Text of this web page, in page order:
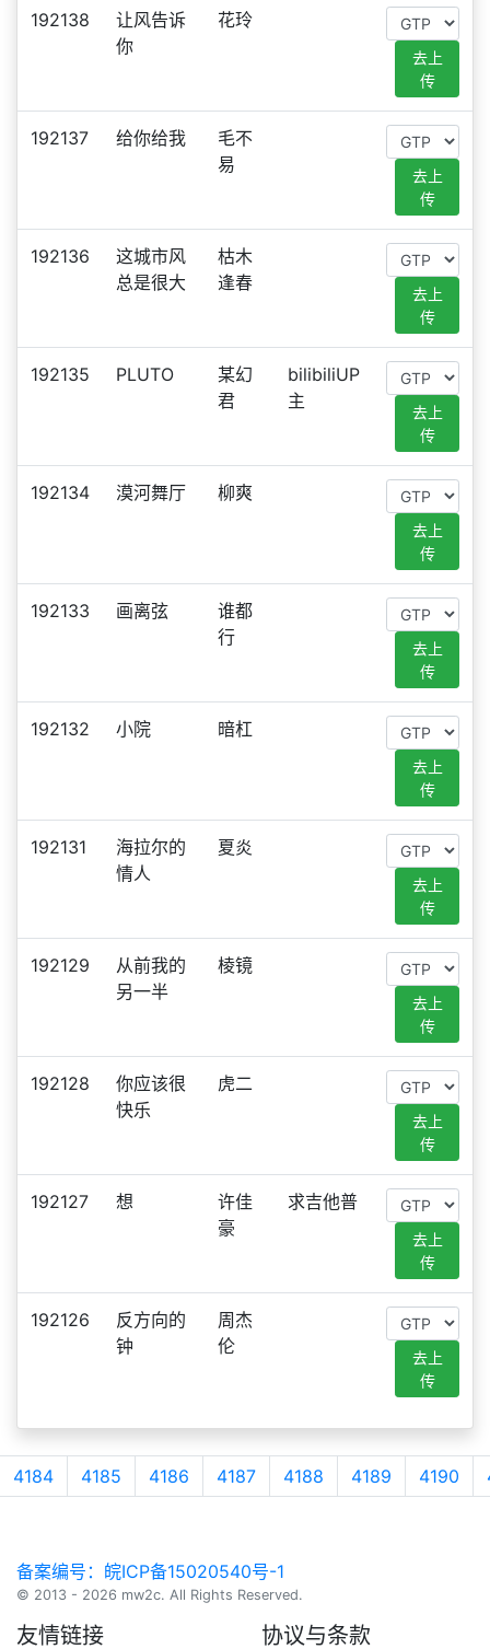
192138
让风告诉
你
花玲
去上
传
192137 给你给我
毛不
易
去上
传
192136
这城市风
总是很大
枯木
逢春
去上
传
192135 PLUTO
某幻
君
bilibiliUP
主
去上
传
192134 漠河舞厅 柳爽
去上
传
192133 画离弦
谁都
行
去上
传
192132 小院 暗杠
去上
传
192131
海拉尔的
情人
夏炎
去上
传
192129
从前我的
另一半
棱镜
去上
传
192128
你应该很
快乐
虎二
去上
传
192127 想
许佳
豪
求吉他普
去上
传
192126
反方向的
钟
周杰
伦
去上
传
4184 4185 4186 4187 4188 4189 4190
备案编号：皖ICP备15020540号-1
© 2013 - 2026 mw2c. All Rights Reserved.
友情链接 协议与条款